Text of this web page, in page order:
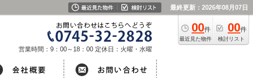
最終更新：2026年08月07日
00件
最近見た物件
00件
検討リスト
営業時間：9：00～18：00 定休日：火曜・水曜